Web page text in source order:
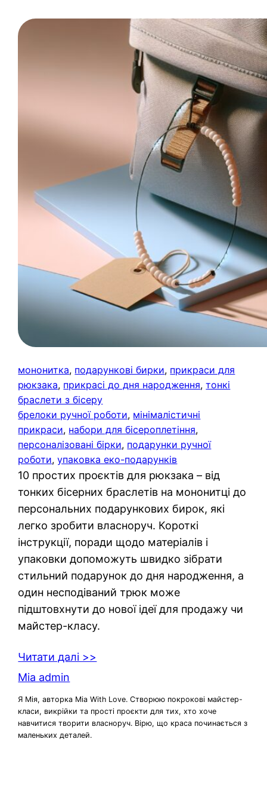
мононитка, подарункові бирки, прикраси для
рюкзака, прикрасі до дня народження, тонкі
браслети з бісеру
брелоки ручної роботи, мінімалістичні
прикраси, набори для бісероплетіння
персоналізовані бірки, подарунки ручної
роботи, упаковка еко-подарунків
10 простих проєктів для рюкзака – від
тонких бісерних браслетів на мононитці до
персональних подарункових бирок, які
легко зробити власноруч. Короткі
інструкції, поради щодо матеріалів і
упаковки допоможуть швидко зібрати
стильний подарунок до дня народження, а
один несподіваний трюк може
підштовхнути до нової ідеї для продажу чи
майстер-класу.
Читати далі >>
Mia admin
Я Мія, авторка Mia With Love. Створюю покрокові майстер-
класи, викрійки та прості проєкти для тих, хто хоче
навчитися творити власноруч. Вірю, що краса починається з
маленьких деталей.